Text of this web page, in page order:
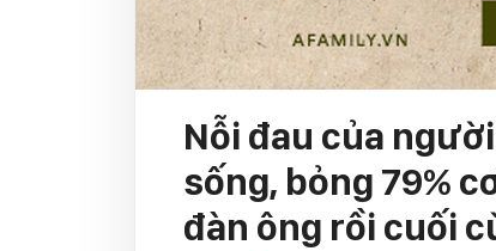
Nỗi đau của
sống, bỏng 79%
đàn ông rồi cuối